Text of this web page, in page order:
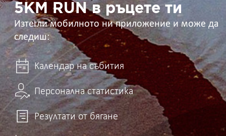
ти 5KM RUN в ръцете ти
Изтегли мобилното ни приложение и може да
следиш:
Календар на събития
Персонална статистика
Резултати от бягане